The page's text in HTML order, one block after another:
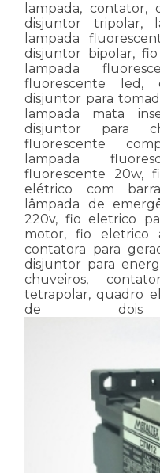
lampada, contator,
disjuntor tripolar,
lampada
disjuntor bipolar,
lampada
fluorescente led,
disjuntor para
lampada mata
disjuntor para
fluorescente
lampada
fluorescente 20w,
elétrico com
lâmpada de
220v, fio eletrico
motor, fio eletrico
contatora para
disjuntor para
chuveiros,
tetrapolar, quadro
de